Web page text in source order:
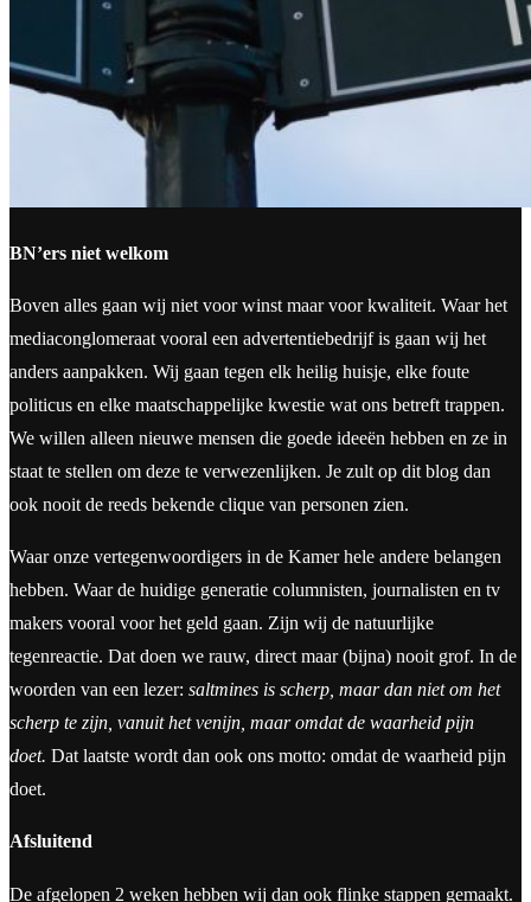
BN’ers niet welkom
Boven alles gaan wij niet voor winst maar voor kwaliteit. Waar het
mediaconglomeraat vooral een advertentiebedrijf is gaan wij het
anders aanpakken. Wij gaan tegen elk heilig huisje, elke foute
politicus en elke maatschappelijke kwestie wat ons betreft trappen.
We willen alleen nieuwe mensen die goede ideeën hebben en ze in
staat te stellen om deze te verwezenlijken. Je zult op dit blog dan
ook nooit de reeds bekende clique van personen zien.
Waar onze vertegenwoordigers in de Kamer hele andere belangen
hebben. Waar de huidige generatie columnisten, journalisten en tv
makers vooral voor het geld gaan. Zijn wij de natuurlijke
tegenreactie. Dat doen we rauw, direct maar (bijna) nooit grof. In de
woorden van een lezer: saltmines is scherp, maar dan niet om het
scherp te zijn, vanuit het venijn, maar omdat de waarheid pijn
doet. Dat laatste wordt dan ook ons motto: omdat de waarheid pijn
doet.
Afsluitend
De afgelopen 2 weken hebben wij dan ook flinke stappen gemaakt.